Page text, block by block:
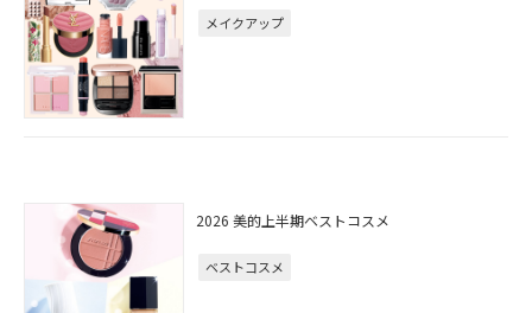
メイクアップ
2026 美的上半期ベストコスメ
ベストコスメ